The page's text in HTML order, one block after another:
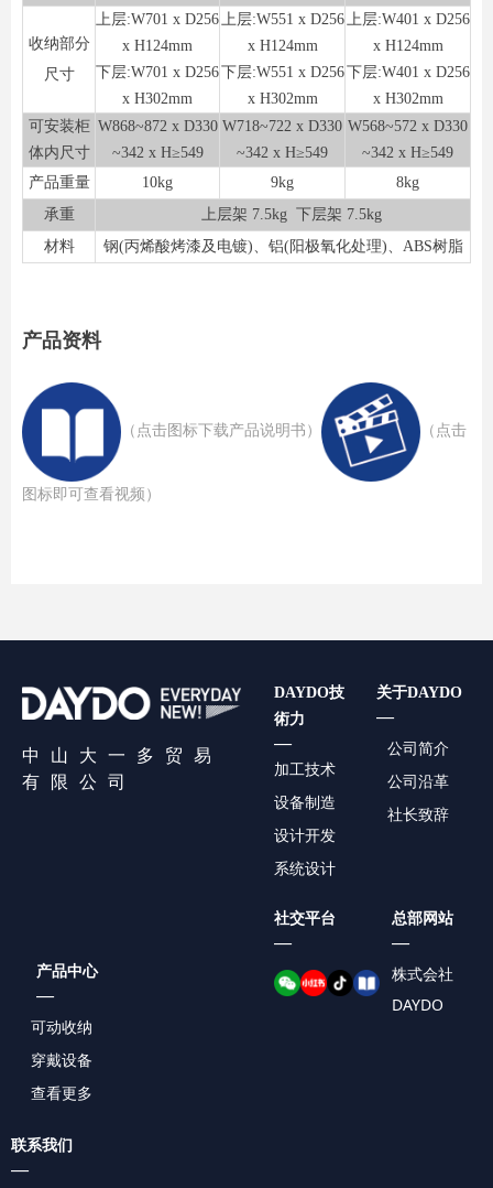
收纳部分
尺寸
上层:W701 x D256
x H124mm
下层:W701 x D256
x H302mm
上层:W551 x D256
x H124mm
下层:W551 x D256
x H302mm
上层:W401 x D256
x H124mm
下层:W401 x D256
x H302mm
可安装柜
体内尺寸
W868~872 x D330
~342 x H≥549
W718~722 x D330
~342 x H≥549
W568~572 x D330
~342 x H≥549
产品重量
10kg 9kg
8kg
承重
上层架 7.5kg 下层架 7.5kg
材料
钢(丙烯酸烤漆及电镀)、铝(阳极氧化处理)、ABS树脂
产品资料
（点击图标下载产品说明书） ​（点击
图标即可查看视频）
联系我们
—
产品中心
—
可动收纳
穿戴设备
查看更多
中山大一多贸易
有限公司
DAYDO技
術力
—
加工技术
设备制造
设计开发
系统设计
关于DAYDO
—
公司简介
公司沿革
社长致辞
社交平台
—
总部网站
—
株式会社
DAYDO